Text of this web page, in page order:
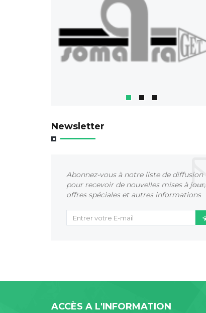
Newsletter
Abonnez-vous à notre liste de diffusion
pour recevoir de nouvelles mises à jour,
offres spéciales et autres informations
ACCÈS A L'INFORMATION